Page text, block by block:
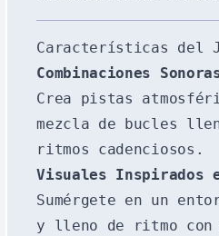
Características del
Combinaciones
Crea pistas
mezcla de bucles
ritmos cadenciosos.
Visuales Inspirados
Sumérgete en un
y lleno de ritmo con